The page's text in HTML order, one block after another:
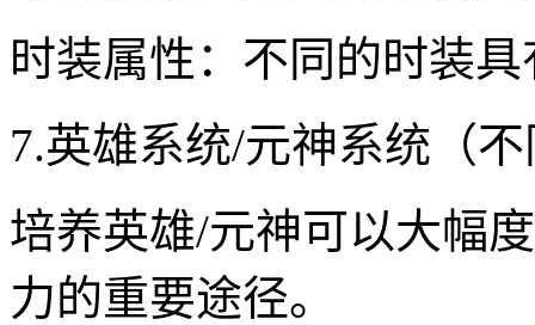
时装属性：不同的时装
7.英雄系统/元神系统（
培养英雄/元神可以大幅
力的重要途径。